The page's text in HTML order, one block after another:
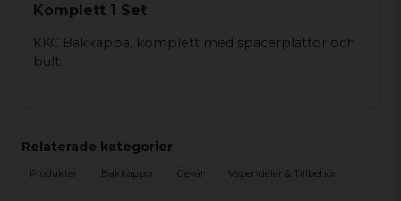
Komplett 1 Set
KKC Bakkappa, komplett med spacerplattor och
bult.
Relaterade kategorier
Produkter Bakkappor Gevär Vapendelar & Tillbehör